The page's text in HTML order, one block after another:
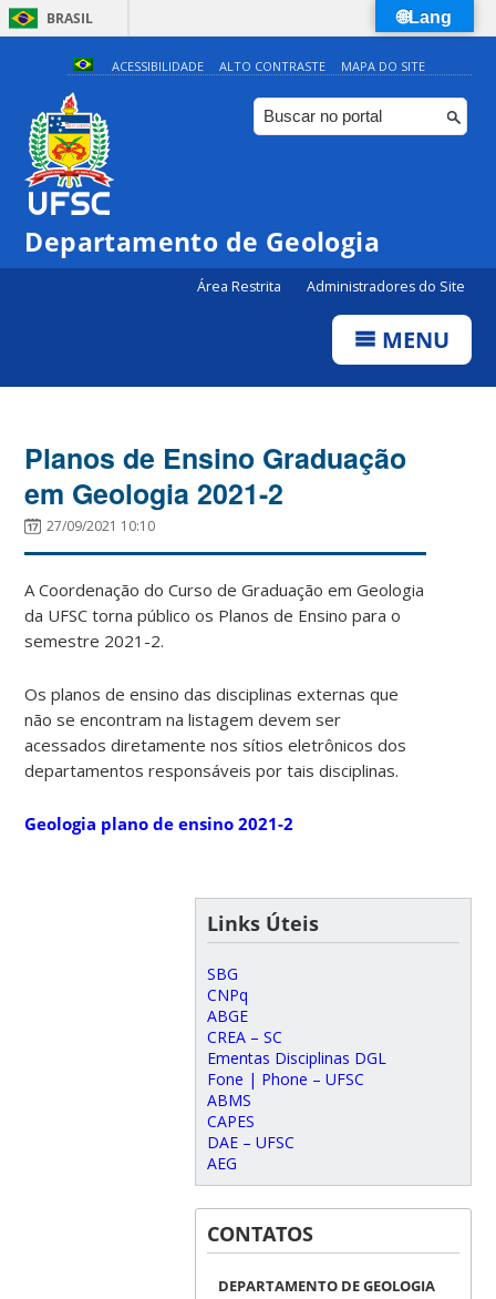
BRASIL
Simplifique!
Comunica BR
Participe
Canais
ACESSIBILIDADE ALTO CONTRASTE MAPA DO SITE
Departamento de Geologia
Área Restrita Administradores do Site
MENU
Planos de Ensino Graduação
em Geologia 2021-2
27/09/2021 10:10
A Coordenação do Curso de Graduação em Geologia
da UFSC torna público os Planos de Ensino para o
semestre 2021-2.
Os planos de ensino das disciplinas externas que
não se encontram na listagem devem ser
acessados diretamente nos sítios eletrônicos dos
departamentos responsáveis por tais disciplinas.
Geologia plano de ensino 2021-2
Links Úteis
SBG
CNPq
ABGE
CREA – SC
Ementas Disciplinas DGL
Fone | Phone – UFSC
ABMS
CAPES
DAE – UFSC
AEG
CONTATOS
DEPARTAMENTO DE GEOLOGIA
🌐Lang